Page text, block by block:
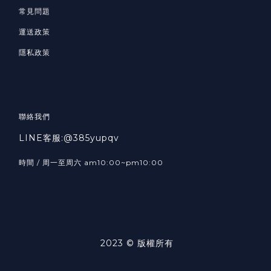
常見問題
運送政策
隱私政策
聯絡我們
LINE客服:@385yupqv
時間 / 周一至周六 am10:00~pm10:00
2023 © 版權所有